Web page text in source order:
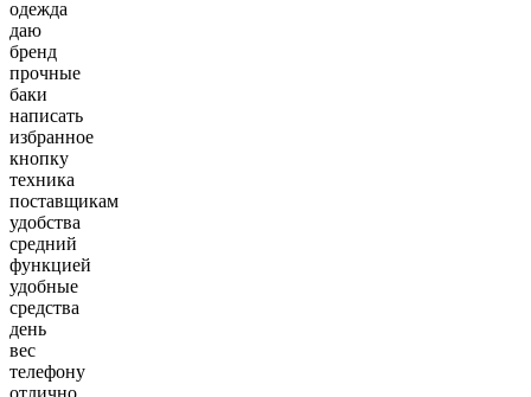
одежда
даю
бренд
прочные
баки
написать
избранное
кнопку
техника
поставщикам
удобства
средний
функцией
удобные
средства
день
вес
телефону
отлично